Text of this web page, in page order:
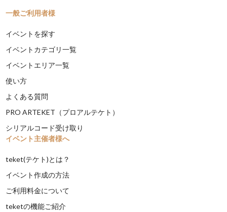
一般ご利用者様
イベントを探す
イベントカテゴリ一覧
イベントエリア一覧
使い方
よくある質問
PRO ARTEKET（プロアルテケト）
シリアルコード受け取り
イベント主催者様へ
teket(テケト)とは？
イベント作成の方法
ご利用料金について
teketの機能ご紹介